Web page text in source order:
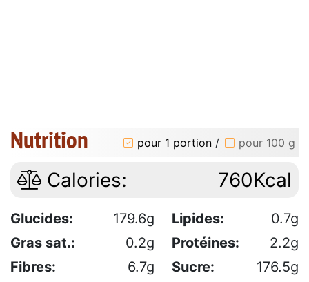
Nutrition pour 1 portion / pour 100 g
Calories: 760Kcal
Glucides: 179.6g Lipides:
0.7g
Gras sat.:
0.2g Protéines:
2.2g
Fibres:
6.7g Sucre:
176.5g